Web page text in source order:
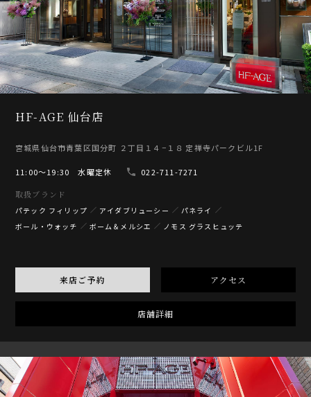
HF-AGE 仙台店
宮城県仙台市青葉区国分町 ２丁目１４−１８ 定禅寺パークビル1F
11:00〜19:30 水曜定休
022-711-7271
取扱ブランド
パテック フィリップ アイダブリューシー
パネライ
ボール・ウォッチ
ボーム＆メルシエ ノモス グラスヒュッテ
来店ご予約 アクセス
店舗詳細